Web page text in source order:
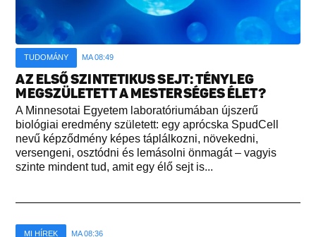
TUDOMÁNY MA 08:49
AZ ELSŐ SZINTETIKUS SEJT: TÉNYLEG
MEGSZÜLETETT A MESTERSÉGES ÉLET?
A Minnesotai Egyetem laboratóriumában újszerű
biológiai eredmény született: egy aprócska SpudCell
nevű képződmény képes táplálkozni, növekedni,
versengeni, osztódni és lemásolni önmagát – vagyis
szinte mindent tud, amit egy élő sejt is...
MI HÍREK MA 08:36